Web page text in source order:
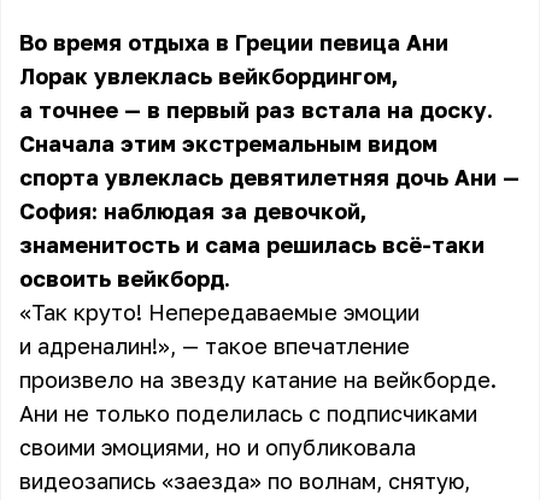
Во время отдыха в Греции певица Ани
Лорак увлеклась вейкбордингом,
а точнее — в первый раз встала на доску.
Сначала этим экстремальным видом
спорта увлеклась девятилетняя дочь Ани —
София: наблюдая за девочкой,
знаменитость и сама решилась всё-таки
освоить вейкборд.
«Так круто! Непередаваемые эмоции
и адреналин!», — такое впечатление
произвело на звезду катание на вейкборде.
Ани не только поделилась с подписчиками
своими эмоциями, но и опубликовала
видеозапись «заезда» по волнам, снятую,